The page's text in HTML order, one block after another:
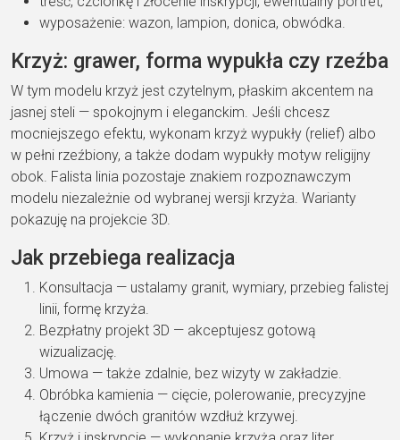
wyposażenie: wazon, lampion, donica, obwódka.
Krzyż: grawer, forma wypukła czy rzeźba
W tym modelu krzyż jest czytelnym, płaskim akcentem na
jasnej steli — spokojnym i eleganckim. Jeśli chcesz
mocniejszego efektu, wykonam krzyż wypukły (relief) albo
w pełni rzeźbiony, a także dodam wypukły motyw religijny
obok. Falista linia pozostaje znakiem rozpoznawczym
modelu niezależnie od wybranej wersji krzyża. Warianty
pokazuję na projekcie 3D.
Jak przebiega realizacja
Konsultacja — ustalamy granit, wymiary, przebieg falistej
linii, formę krzyża.
Bezpłatny projekt 3D — akceptujesz gotową
wizualizację.
Umowa — także zdalnie, bez wizyty w zakładzie.
Obróbka kamienia — cięcie, polerowanie, precyzyjne
łączenie dwóch granitów wzdłuż krzywej.